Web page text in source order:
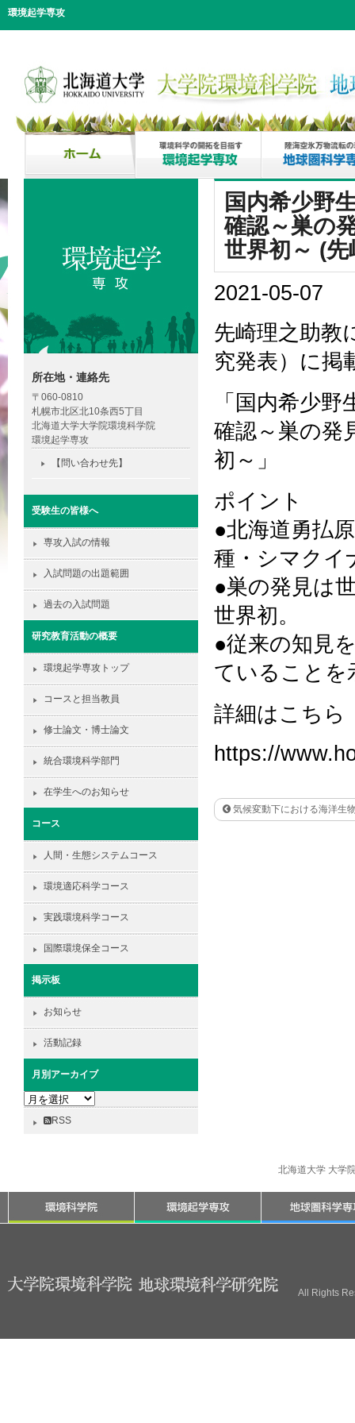
環境起学専攻
国内希少野
確認～巣の
世界初～ (
2021-05-07
先崎理之助教
究発表）に掲
「国内希少
確認～巣の発
初～」
ポイント
●北海道勇払
種・シマクイ
●巣の発見は
世界初。
●従来の知見
ていることを
詳細はこちら
https://
気候変動下における海洋生
所在地・連絡先
〒060-0810
札幌市北区北10条西5丁目
北海道大学大学院環境科学院
環境起学専攻
【問い合わせ先】
受験生の皆様へ
専攻入試の情報
入試問題の出題範囲
過去の入試問題
研究教育活動の概要
環境起学専攻トップ
コースと担当教員
修士論文・博士論文
統合環境科学部門
在学生へのお知らせ
コース
人間・生態システムコース
環境適応科学コース
実践環境科学コース
国際環境保全コース
掲示板
お知らせ
活動記録
月別アーカイブ
月
RSS
北海道大学 大学
All Rights